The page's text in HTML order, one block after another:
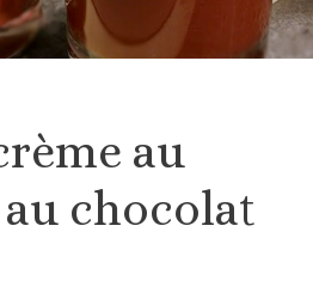
au
chocolat